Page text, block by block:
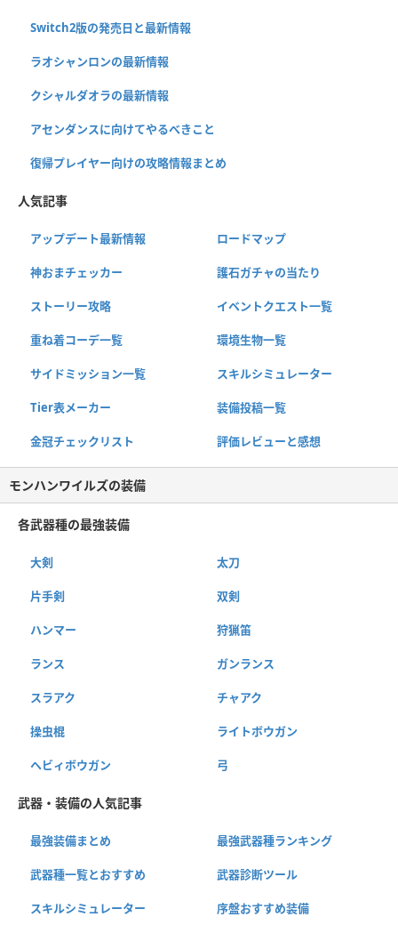
Switch2版の発売日と最新情報
ラオシャンロンの最新情報
クシャルダオラの最新情報
アセンダンスに向けてやるべきこと
復帰プレイヤー向けの攻略情報まとめ
人気記事
アップデート最新情報 ロードマップ
神おまチェッカー 護石ガチャの当たり
ストーリー攻略 イベントクエスト一覧
重ね着コーデ一覧 環境生物一覧
サイドミッション一覧 スキルシミュレーター
Tier表メーカー 装備投稿一覧
金冠チェックリスト 評価レビューと感想
モンハンワイルズの装備
各武器種の最強装備
大剣 太刀
片手剣 双剣
ハンマー 狩猟笛
ランス ガンランス
スラアク チャアク
操虫棍 ライトボウガン
ヘビィボウガン 弓
武器・装備の人気記事
最強装備まとめ 最強武器種ランキング
武器種一覧とおすすめ 武器診断ツール
スキルシミュレーター 序盤おすすめ装備